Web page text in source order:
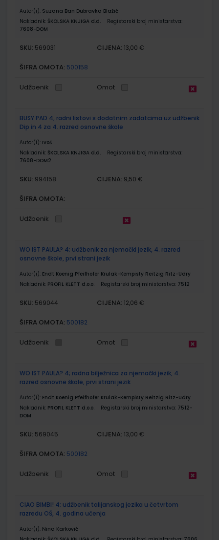
Autor(i): Suzana Ban Dubravka Blažić
Nakladnik: ŠKOLSKA KNJIGA d.d.
Registarski broj ministarstva:
7608-DOM
SKU: 569031 CIJENA: 13,00 €
ŠIFRA OMOTA: 500158
Udžbenik Omot
BUSY PAD 4; radni listovi s dodatnim zadatcima uz udžbenik
Dip in 4 za 4. razred osnovne škole
Autor(i): Ivoš
Nakladnik: ŠKOLSKA KNJIGA d.d.
Registarski broj ministarstva:
7608-DOM2
SKU: 994158 CIJENA: 9,50 €
ŠIFRA OMOTA:
Udžbenik
WO IST PAULA? 4; udžbenik za njemački jezik, 4. razred
osnovne škole, prvi strani jezik
Autor(i): Endt Koenig Pfeifhofer Krulak-Kempisty Reitzig Ritz-Udry
Nakladnik: PROFIL KLETT d.o.o. Registarski broj ministarstva: 7512
SKU: 569044 CIJENA: 12,06 €
ŠIFRA OMOTA: 500182
Udžbenik Omot
WO IST PAULA? 4; radna bilježnica za njemački jezik, 4.
razred osnovne škole, prvi strani jezik
Autor(i): Endt Koenig Pfeifhofer Krulak-Kempisty Reitzig Ritz-Udry
Nakladnik: PROFIL KLETT d.o.o. Registarski broj ministarstva: 7512-
DOM
SKU: 569045 CIJENA: 13,00 €
ŠIFRA OMOTA: 500182
Udžbenik Omot
CIAO BIMBI! 4; udžbenik talijanskog jezika u četvrtom
razredu OŠ, 4. godina učenja
Autor(i): Nina Karković